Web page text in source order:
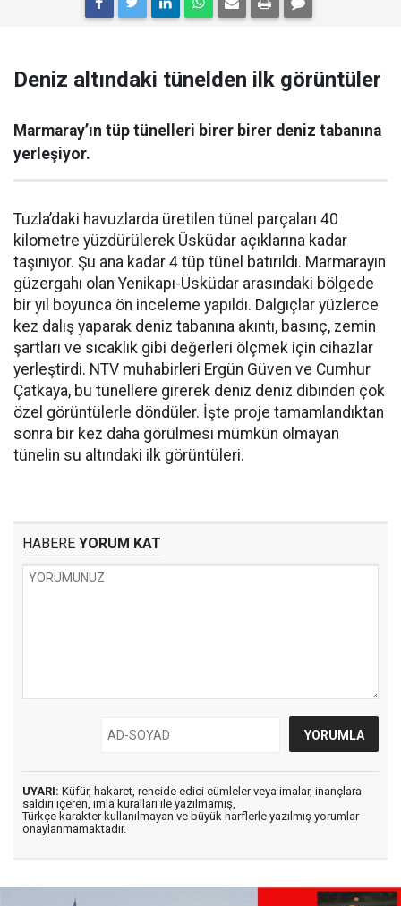
Deniz altındaki tünelden ilk görüntüler
Marmaray’ın tüp tünelleri birer birer deniz tabanına
yerleşiyor.
Tuzla’daki havuzlarda üretilen tünel parçaları 40
kilometre yüzdürülerek Üsküdar açıklarına kadar
taşınıyor. Şu ana kadar 4 tüp tünel batırıldı. Marmarayın
güzergahı olan Yenikapı-Üsküdar arasındaki bölgede
bir yıl boyunca ön inceleme yapıldı. Dalgıçlar yüzlerce
kez dalış yaparak deniz tabanına akıntı, basınç, zemin
şartları ve sıcaklık gibi değerleri ölçmek için cihazlar
yerleştirdi. NTV muhabirleri Ergün Güven ve Cumhur
Çatkaya, bu tünellere girerek deniz deniz dibinden çok
özel görüntülerle döndüler. İşte proje tamamlandıktan
sonra bir kez daha görülmesi mümkün olmayan
tünelin su altındaki ilk görüntüleri.
HABERE YORUM KAT
UYARI: Küfür, hakaret, rencide edici cümleler veya imalar, inançlara
saldırı içeren, imla kuralları ile yazılmamış,
Türkçe karakter kullanılmayan ve büyük harflerle yazılmış yorumlar
onaylanmamaktadır.